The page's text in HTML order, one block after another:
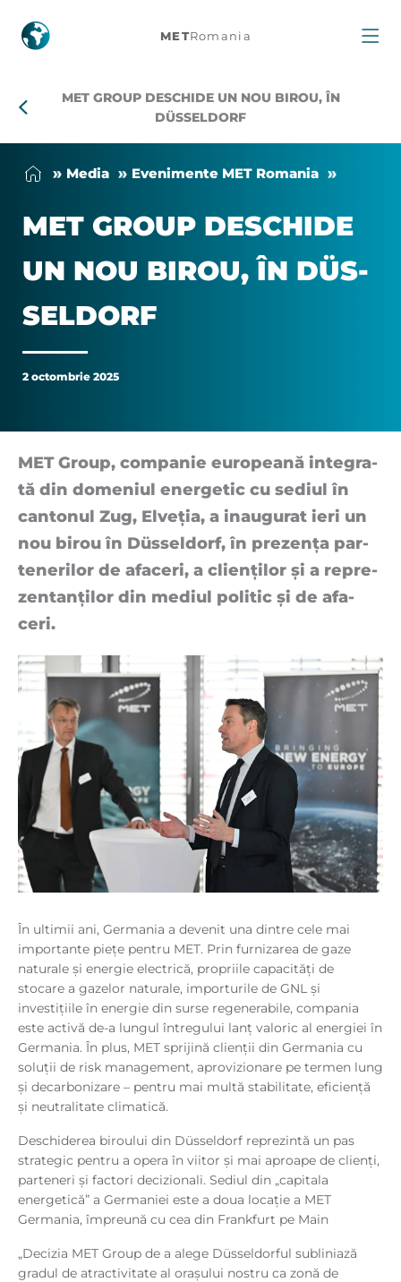
MET
deschide
birou,
în
Düsseldorf
METRomania
MET GROUP DESCHIDE UN NOU BIROU, ÎN
DÜSSELDORF
Me­dia Eve­ni­men­te MET Ro­ma­nia
MET GRO­UP DES­CHI­DE
UN NOU BI­RO­U, ÎN DÜ­S­
SEL­DORF
2 octombrie 2025
MET Gro­u­p, com­pa­nie eu­ro­pe­a­nă in­te­gra­
tă din do­me­ni­ul ener­ge­tic cu se­di­ul în
can­to­nul Zu­g, El­ve­ți­a, a inau­gu­rat ieri un
nou bi­rou în Dü­s­sel­dor­f, în pre­zen­ța par­
te­ne­ri­lor de afa­ce­ri, a cli­en­ți­lor și a re­pre­
zen­tan­ți­lor din me­di­ul po­li­tic și de afa­
ceri.
În ultimii ani, Germania a devenit una dintre cele mai
importante piețe pentru MET. Prin furnizarea de gaze
naturale și energie electrică, propriile capacități de
stocare a gazelor naturale, importurile de GNL și
investițiile în energie din surse regenerabile, compania
este activă de-a lungul întregului lanț valoric al energiei în
Germania. În plus, MET sprijină clienții din Germania cu
soluții de risk management, aprovizionare pe termen lung
și decarbonizare – pentru mai multă stabilitate, eficiență
și neutralitate climatică.
Deschiderea biroului din Düsseldorf reprezintă un pas
strategic pentru a opera în viitor și mai aproape de clienți,
parteneri și factori decizionali. Sediul din „capitala
energetică” a Germaniei este a doua locație a MET
Germania, împreună cu cea din Frankfurt pe Main
„Decizia MET Group de a alege Düsseldorful subliniază
gradul de atractivitate al orașului nostru ca zonă de